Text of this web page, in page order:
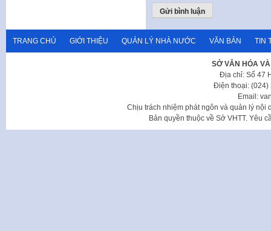
TRANG CHỦ GIỚI THIỆU QUẢN LÝ NHÀ NƯỚC VĂN BẢN TIN
SỞ VĂN HÓA
Địa chỉ: Số 47
Điện thoại: (024)
Email:
Chịu trách nhiệm phát ngôn và quản lý nội
Bản quyền thuộc về Sở VHTT. Yêu